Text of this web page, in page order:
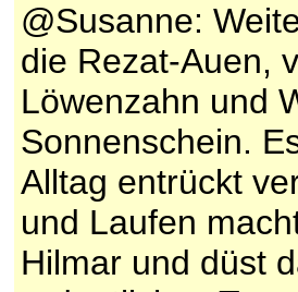
@Susanne:
die Rezat-Auen,
Löwenzahn und
Sonnenschein.
Alltag entrückt
und Laufen
Hilmar und düst